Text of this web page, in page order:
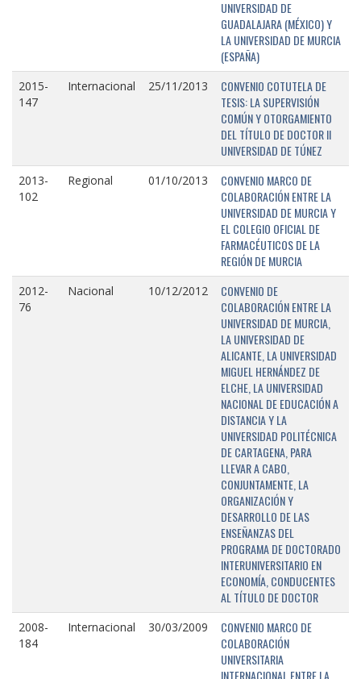
UNIVERSIDAD DE
GUADALAJARA (MÉXICO) Y
LA UNIVERSIDAD DE MURCIA
(ESPAÑA)
2015-
147
Internacional 25/11/2013
CONVENIO COTUTELA DE
TESIS: LA SUPERVISIÓN
COMÚN Y OTORGAMIENTO
DEL TÍTULO DE DOCTOR II
UNIVERSIDAD DE TÚNEZ
2013-
102
Regional 01/10/2013
CONVENIO MARCO DE
COLABORACIÓN ENTRE LA
UNIVERSIDAD DE MURCIA Y
EL COLEGIO OFICIAL DE
FARMACÉUTICOS DE LA
REGIÓN DE MURCIA
2012-
76
Nacional 10/12/2012
CONVENIO DE
COLABORACIÓN ENTRE LA
UNIVERSIDAD DE MURCIA,
LA UNIVERSIDAD DE
ALICANTE, LA UNIVERSIDAD
MIGUEL HERNÁNDEZ DE
ELCHE, LA UNIVERSIDAD
NACIONAL DE EDUCACIÓN A
DISTANCIA Y LA
UNIVERSIDAD POLITÉCNICA
DE CARTAGENA, PARA
LLEVAR A CABO,
CONJUNTAMENTE, LA
ORGANIZACIÓN Y
DESARROLLO DE LAS
ENSEÑANZAS DEL
PROGRAMA DE DOCTORADO
INTERUNIVERSITARIO EN
ECONOMÍA, CONDUCENTES
AL TÍTULO DE DOCTOR
2008-
184
Internacional 30/03/2009
CONVENIO MARCO DE
COLABORACIÓN
UNIVERSITARIA
INTERNACIONAL ENTRE LA